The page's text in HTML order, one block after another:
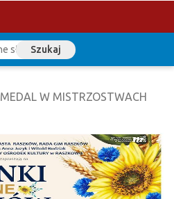
Szukaj
MEDAL W MISTRZOSTWACH